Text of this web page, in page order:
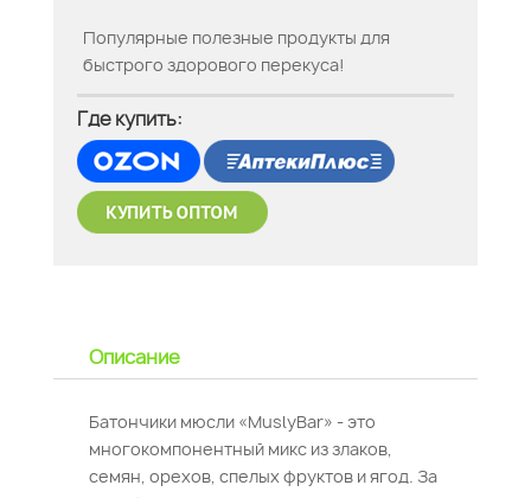
Популярные полезные продукты для
быстрого здорового перекуса!
Где купить:
Описание
Батончики мюсли «MuslyBar» - это
многокомпонентный микс из злаков,
семян, орехов, спелых фруктов и ягод. За